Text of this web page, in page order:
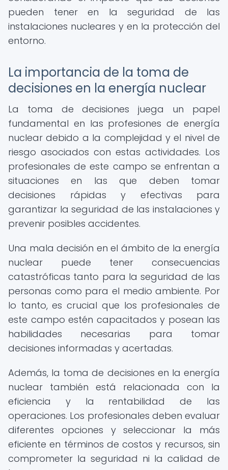
pueden tener en la seguridad de las
instalaciones nucleares y en la protección del
entorno.
La importancia de la toma de
decisiones en la energía nuclear
La toma de decisiones juega un papel
fundamental en las profesiones de energía
nuclear debido a la complejidad y el nivel de
riesgo asociados con estas actividades. Los
profesionales de este campo se enfrentan a
situaciones en las que deben tomar
decisiones rápidas y efectivas para
garantizar la seguridad de las instalaciones y
prevenir posibles accidentes.
Una mala decisión en el ámbito de la energía
nuclear puede tener consecuencias
catastróficas tanto para la seguridad de las
personas como para el medio ambiente. Por
lo tanto, es crucial que los profesionales de
este campo estén capacitados y posean las
habilidades necesarias para tomar
decisiones informadas y acertadas.
Además, la toma de decisiones en la energía
nuclear también está relacionada con la
eficiencia y la rentabilidad de las
operaciones. Los profesionales deben evaluar
diferentes opciones y seleccionar la más
eficiente en términos de costos y recursos, sin
comprometer la seguridad ni la calidad de